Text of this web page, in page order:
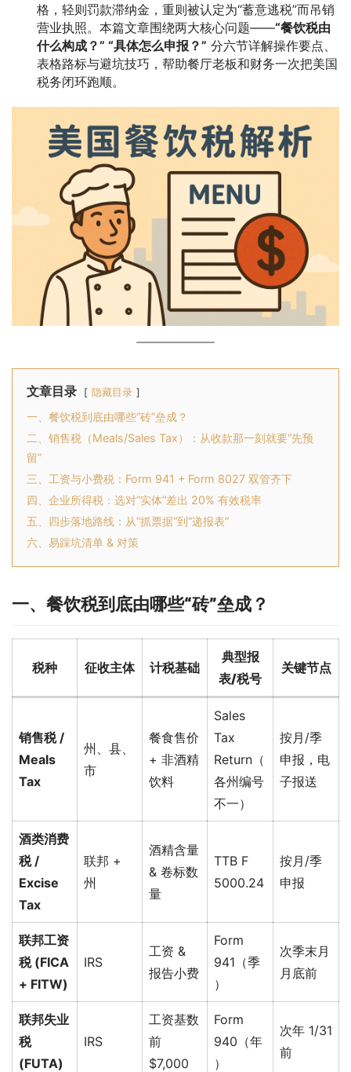
格，轻则罚款滞纳金，重则被认定为“蓄意逃税”而吊销
营业执照。本篇文章围绕两大核心问题——“餐饮税由
什么构成？” “具体怎么申报？” 分六节详解操作要点、
表格路标与避坑技巧，帮助餐厅老板和财务一次把美国
税务闭环跑顺。
文章目录 隐藏目录
一、餐饮税到底由哪些“砖”垒成？
二、销售税（Meals/Sales Tax）：从收款那一刻就要“先预
留”
三、工资与小费税：Form 941 + Form 8027 双管齐下
四、企业所得税：选对“实体”差出 20% 有效税率
五、四步落地路线：从“抓票据”到“递报表”
六、易踩坑清单 & 对策
一、餐饮税到底由哪些“砖”垒成？
税种 征收主体 计税基础
典型报
表/税号
关键节点
销售税 /
Meals
Tax
州、县、
市
餐食售价
+ 非酒精
饮料
Sales
Tax
Return（
各州编号
不一）
按月/季
申报，电
子报送
酒类消费
税 /
Excise
Tax
联邦 +
州
酒精含量
& 卷标数
量
TTB F
5000.24
按月/季
申报
联邦工资
税 (FICA
+ FITW)
IRS
工资 &
报告小费
Form
941（季
）
次季末月
月底前
联邦失业
税
(FUTA)
IRS
工资基数
前
$7,000
Form
940（年
）
次年 1/31
前